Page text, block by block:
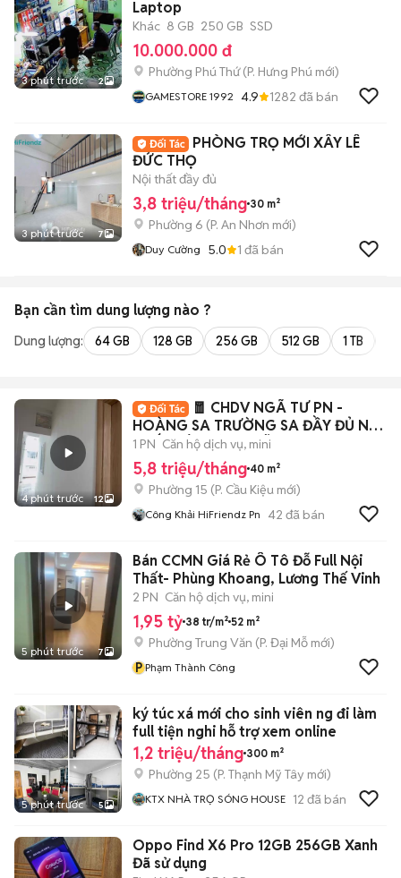
3 phút trước 2
Laptop
Khác 8 GB 250 GB SSD
10.000.000 đ
Phường Phú Thứ(P. Hưng Phú mới)
GAMESTORE 1992 4.9 1282 đã bán
3 phút trước 7
PHÒNG TRỌ MỚI XÂY LÊ
ĐỨC THỌ
Nội thất đầy đủ
3,8 triệu/tháng 30 m²
Phường 6 (P. An Nhơn mới)
Duy Cường 5.0 1 đã bán
Bạn cần tìm dung lượng nào ?
Dung lượng: 64 GB 128 GB 256 GB 512 GB 1 TB
4 phút trước 12
🧧 CHDV NGÃ TƯ PN -
HOÀNG SA TRƯỜNG SA ĐẦY ĐỦ NỘI
THẤT SIÊU RỘNG RÃI
1 PN Căn hộ dịch vụ, mini
5,8 triệu/tháng 40 m²
Phường 15 (P. Cầu Kiệu mới)
Công Khải HiFriendz Pn 42 đã bán
5 phút trước 7
Bán CCMN Giá Rẻ Ô Tô Đỗ Full Nội
Thất- Phùng Khoang, Lương Thế Vinh
2 PN Căn hộ dịch vụ, mini
1,95 tỷ 38 tr/m² 52 m²
Phường Trung Văn (P. Đại Mỗ mới)
P Phạm Thành Công
5 phút trước 5
ký túc xá mới cho sinh viên ng đi làm
full tiện nghi hỗ trợ xem online
1,2 triệu/tháng 300 m²
Phường 25 (P. Thạnh Mỹ Tây mới)
KTX NHÀ TRỌ SÓNG HOUSE 12 đã bán
Oppo Find X6 Pro 12GB 256GB Xanh
Đã sử dụng